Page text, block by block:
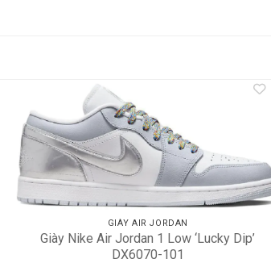
GIÀY AIR JORDAN
Giày Nike Air Jordan 1 Low ‘Lucky Dip’
DX6070-101